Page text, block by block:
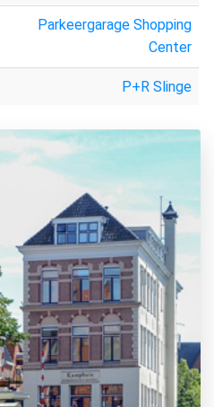
Parkeergarage Shopping
Center
P+R Slinge